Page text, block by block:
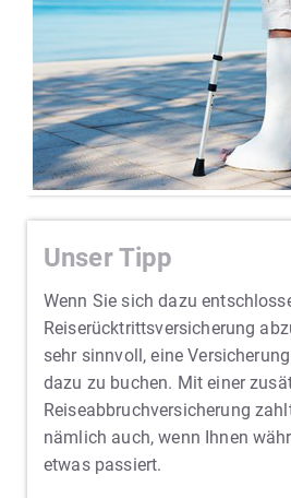
Unser Tipp
Wenn Sie sich dazu
Reiserücktrittsversicherung
sehr sinnvoll, eine
dazu zu buchen. Mit einer
Reiseabbruchversicherung
nämlich auch, wenn Ihnen
etwas passiert.